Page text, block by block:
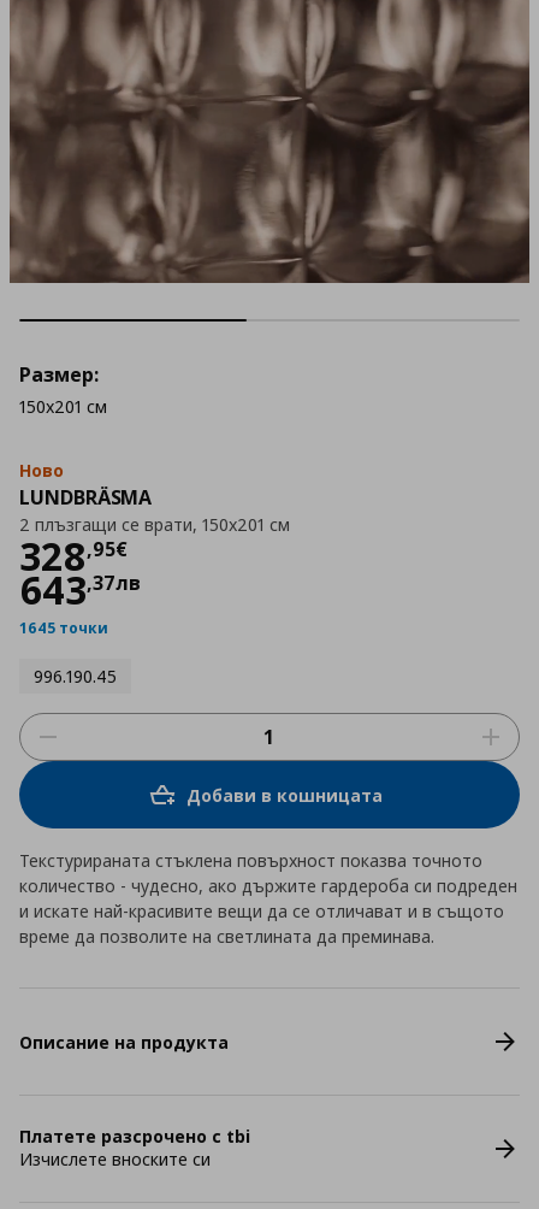
Ново
LUNDBRÄSMA
2 плъзгащи се врати, 150x201 см
328,95€
Цена
643,37лв
1645 точки
996.190.45
Размер:
150x201 см
Добави в кошницата
Текстурираната стъклена повърхност показва точното
количество - чудесно, ако държите гардероба си подреден
и искате най-красивите вещи да се отличават и в същото
време да позволите на светлината да преминава.
Описание на продукта
Платете разсрочено с tbi
Изчислете вноските си